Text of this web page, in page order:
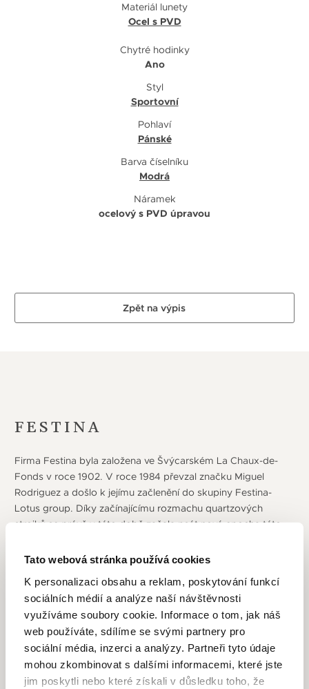
Tato webová stránka používá cookies
K personalizaci obsahu a reklam, poskytování funkcí
sociálních médií a analýze naší návštěvnosti
využíváme soubory cookie. Informace o tom, jak náš
web používáte, sdílíme se svými partnery pro
sociální média, inzerci a analýzy. Partneři tyto údaje
mohou zkombinovat s dalšími informacemi, které jste
jim poskytli nebo které získali v důsledku toho, že
Materiál lunety
Ocel s PVD
Chytré hodinky
Ano
Styl
Sportovní
Pohlaví
Pánské
Barva číselníku
Modrá
Náramek
ocelový s PVD úpravou
Zpět na výpis
FESTINA
Firma Festina byla založena ve Švýcarském La Chaux-de-
Fonds v roce 1902. V roce 1984 převzal značku Miguel
Rodriguez a došlo k jejímu začlenění do skupiny Festina-
Lotus group. Díky začínajícímu rozmachu quartzových
strojků se právě v této době začala psát nová epocha této
pro měření času na závodech Tour de France a toto
společnosti v Barceloně a vysoce kvalitní výrobní centrum
je vybudováno ve švýcarském Herbetswill. Ve španělské
Cordobě sídlí výrobní centrum se specializací na zlaté
hodinky a dále společnost disponuje výrobními kapacitami
dokonce i v Asii. Ve všech těchto střediscích probíhá
kompletní proces výroby hodinek: konstrukce, výroba,
montáž mechanismu, dodání a po-prodejní servis. Postupem